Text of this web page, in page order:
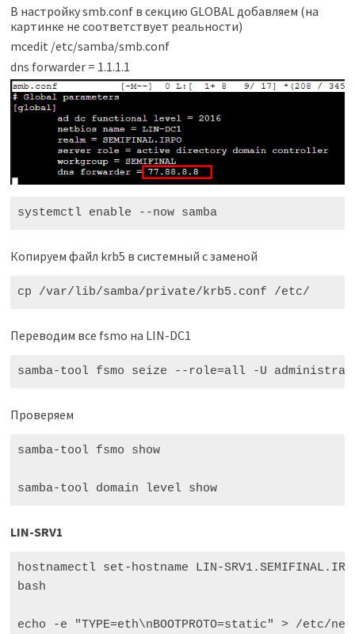
В настройку smb.conf в секцию GLOBAL добавляем (на
картинке не соответствует реальности)
mcedit /etc/samba/smb.conf
dns forwarder = 1.1.1.1
systemctl enable --now samba
Копируем файл krb5 в системный с заменой
cp /var/lib/samba/private/krb5.conf /etc/
Переводим все fsmo на LIN-DC1
samba-tool fsmo seize --role=all -U
Проверяем
samba-tool fsmo show
samba-tool domain level show
LIN-SRV1
hostnamectl set-hostname LIN-
bash
echo -e "TYPE=eth\nBOOTPROTO=static" > /etc/